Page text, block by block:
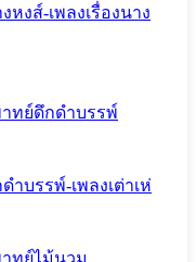
งส์-เพลงเรื่องนาง
ทย์ดึกดําบรรพ์
าบรรพ์-เพลงเต่าเห่
ทย์ไม้นวม